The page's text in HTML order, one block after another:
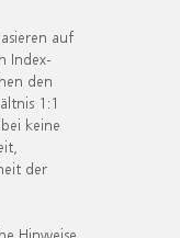
auf
Index-
den
1:1
keine
der